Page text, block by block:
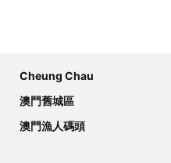
Cheung Chau
澳門舊城區
澳門漁人碼頭